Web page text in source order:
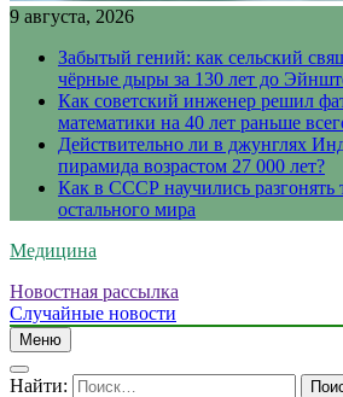
9 августа, 2026
Забытый гений: как сельский
чёрные дыры за 130 лет до
Как советский инженер решил
математики на 40 лет раньше
Действительно ли в джунглях
пирамида возрастом 27 000 лет?
Как в СССР научились разгонять
остального мира
Медицина
Новостная рассылка
Случайные новости
Меню
Найти: